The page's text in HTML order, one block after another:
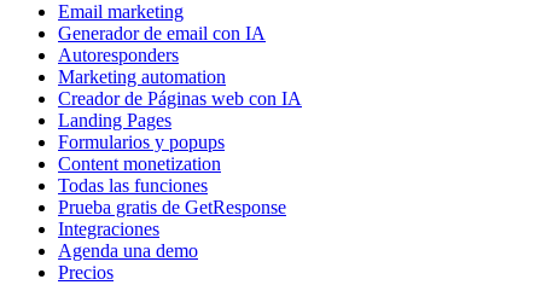
Email marketing
Generador de email con IA
Autoresponders
Marketing automation
Creador de Páginas web con IA
Landing Pages
Formularios y popups
Content monetization
Todas las funciones
Prueba gratis de GetResponse
Integraciones
Agenda una demo
Precios